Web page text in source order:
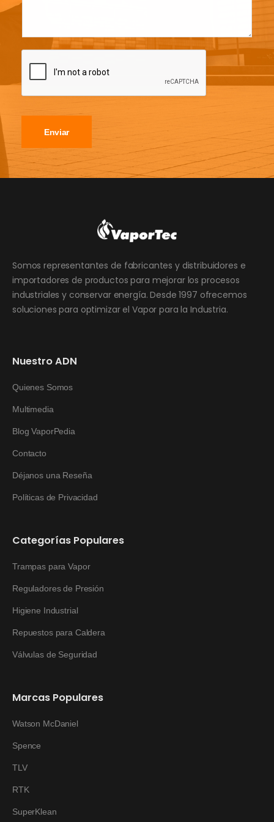
Enviar
Somos representantes de fabricantes y distribuidores e
importadores de productos para mejorar los procesos
industriales y conservar energía. Desde 1997 ofrecemos
soluciones para optimizar el Vapor para la Industria.
Nuestro ADN
Quienes Somos
Multimedia
Blog VaporPedia
Contacto
Déjanos una Reseña
Políticas de Privacidad
Categorías Populares
Trampas para Vapor
Reguladores de Presión
Higiene Industrial
Repuestos para Caldera
Válvulas de Seguridad
Marcas Populares
Watson McDaniel
Spence
TLV
RTK
SuperKlean